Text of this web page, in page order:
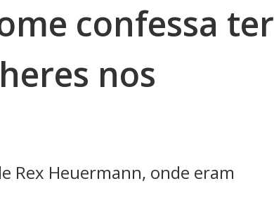
confessa ter
nos
Rex Heuermann, onde eram